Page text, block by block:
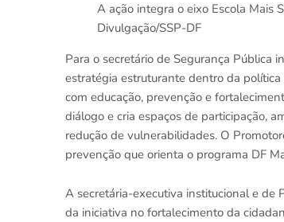
A ação integra o eixo Escola Mais
Divulgação/SSP-DF
Para o secretário de Segurança Pública
estratégia estruturante dentro da
com educação, prevenção e
diálogo e cria espaços de participação,
redução de vulnerabilidades. O
prevenção que orienta o programa DF
A secretária-executiva institucional e de
da iniciativa no fortalecimento da